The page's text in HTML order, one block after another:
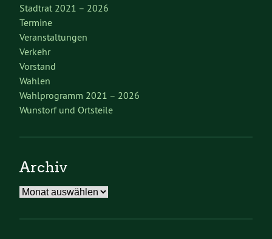
Stadtrat 2021 – 2026
Termine
Veranstaltungen
Verkehr
Vorstand
Wahlen
Wahlprogramm 2021 – 2026
Wunstorf und Ortsteile
Archiv
Archiv